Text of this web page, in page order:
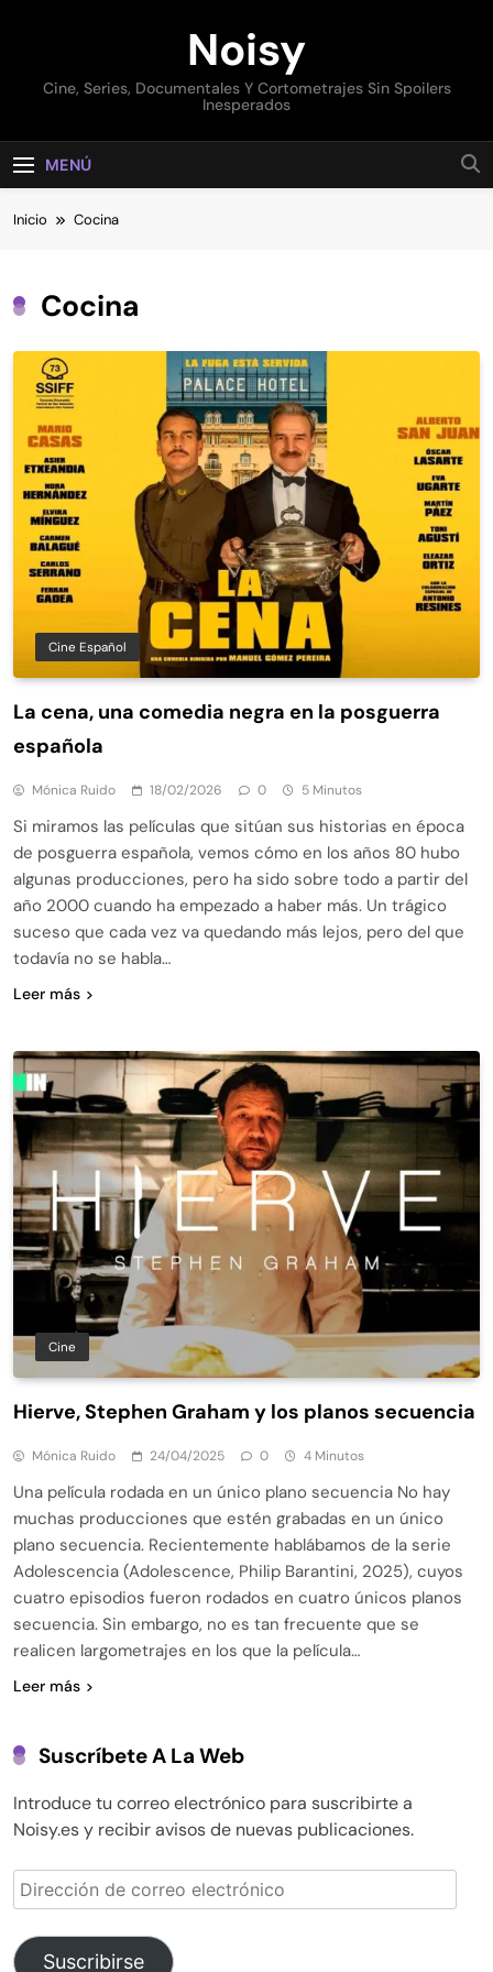
Noisy
Cine, Series, Documentales Y Cortometrajes Sin Spoilers
Inesperados
MENÚ
Inicio Cocina
Cocina
Cine Español
La cena, una comedia negra en la posguerra
española
Mónica Ruido 18/02/2026 0 5 Minutos
Si miramos las películas que sitúan sus historias en época
de posguerra española, vemos cómo en los años 80 hubo
algunas producciones, pero ha sido sobre todo a partir del
año 2000 cuando ha empezado a haber más. Un trágico
suceso que cada vez va quedando más lejos, pero del que
todavía no se habla…
Leer más
Cine
Hierve, Stephen Graham y los planos secuencia
Mónica Ruido 24/04/2025 0 4 Minutos
Una película rodada en un único plano secuencia No hay
muchas producciones que estén grabadas en un único
plano secuencia. Recientemente hablábamos de la serie
Adolescencia (Adolescence, Philip Barantini, 2025), cuyos
cuatro episodios fueron rodados en cuatro únicos planos
secuencia. Sin embargo, no es tan frecuente que se
realicen largometrajes en los que la película…
Leer más
Suscríbete A La Web
Introduce tu correo electrónico para suscribirte a
Noisy.es y recibir avisos de nuevas publicaciones.
Dirección
de
correo
electrónico
Suscribirse